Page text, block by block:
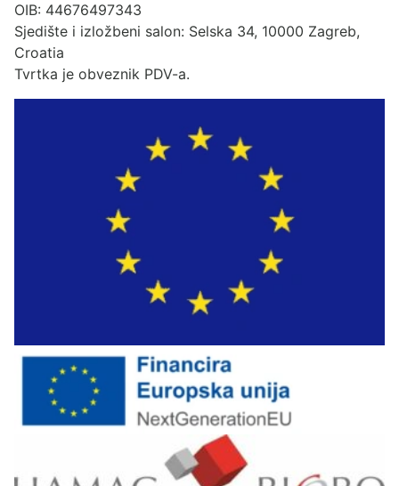
OIB: 44676497343
Sjedište i izložbeni salon: Selska 34, 10000 Zagreb,
Croatia
Tvrtka je obveznik PDV-a.